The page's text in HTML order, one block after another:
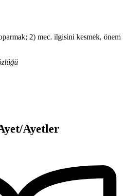
2) mec. ilgisini kesmek, önem
Ayetler